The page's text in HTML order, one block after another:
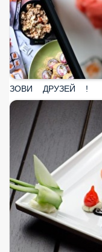
ЗОВИ ДРУЗЕЙ !